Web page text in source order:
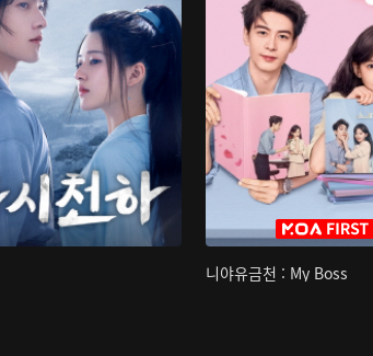
니야유금천 : My Boss